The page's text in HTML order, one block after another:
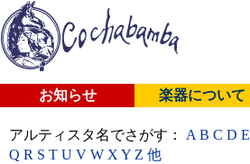
お知らせ 楽器について
アルティスタ名でさがす： A B C D E
Q R S T U V W X Y Z 他